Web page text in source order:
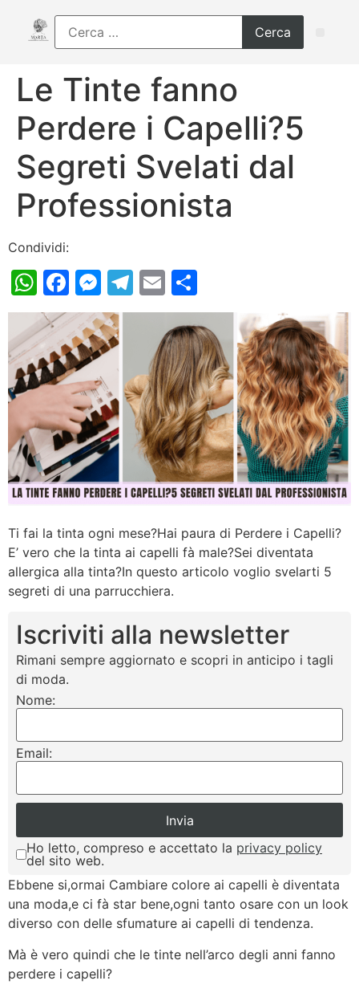
Le Tinte fanno
Perdere i Capelli?5
Segreti Svelati dal
Professionista
Condividi:
WhatsApp
Facebook
Messenger
Telegram
Email
Ti fai la tinta ogni mese?Hai paura di Perdere i Capelli?
E’ vero che la tinta ai capelli fà male?Sei diventata
allergica alla tinta?In questo articolo voglio svelarti 5
segreti di una parrucchiera.
Iscriviti alla newsletter
Rimani sempre aggiornato e scopri in anticipo i tagli
di moda.
Nome:
Email:
Ho letto, compreso e accettato la privacy policy
del sito web.
Ebbene si,ormai Cambiare colore ai capelli è diventata
una moda,e ci fà star bene,ogni tanto osare con un look
diverso con delle sfumature ai capelli di tendenza.
Mà è vero quindi che le tinte nell’arco degli anni fanno
perdere i capelli?